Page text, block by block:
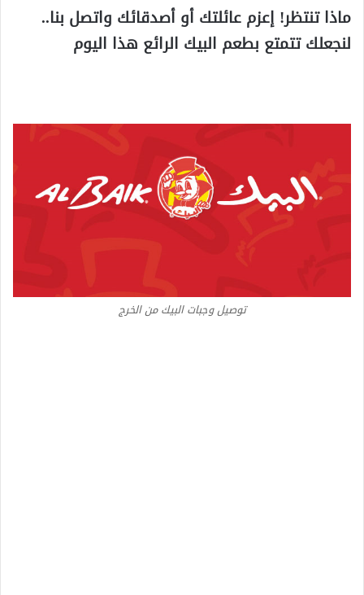
ماذا تنتظر! إعزم عائلتك أو أصدقائك واتصل بنا..
لنجعلك تتمتع بطعم البيك الرائع هذا اليوم
توصيل وجبات البيك من الخرج